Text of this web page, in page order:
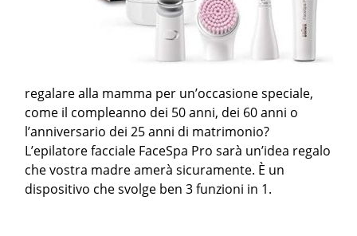
regalare alla mamma per un’occasione speciale,
come il compleanno dei 50 anni, dei 60 anni o
l’anniversario dei 25 anni di matrimonio?
L’epilatore facciale FaceSpa Pro sarà un’idea regalo
che vostra madre amerà sicuramente. È un
dispositivo che svolge ben 3 funzioni in 1.